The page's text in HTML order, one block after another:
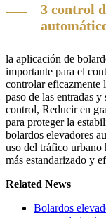
3 control
la aplicación de
importante para el
controlar eficazmente
paso de las entradas
control, Reducir en
para proteger la
bolardos elevadores
uso del tráfico urbano
más estandarizado y
Related News
Bolardos